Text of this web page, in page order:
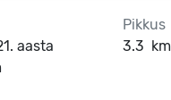
aasta
Pikkus
3.3 km